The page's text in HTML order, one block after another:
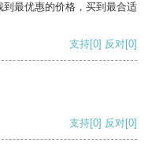
最优惠的价格，买到最合适
支持[0] 反对[0]
支持[0] 反对[0]